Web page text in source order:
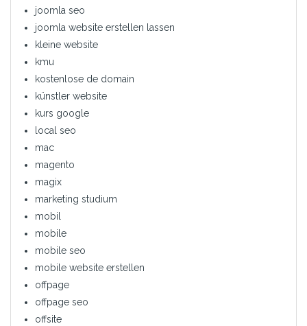
joomla seo
joomla website erstellen lassen
kleine website
kmu
kostenlose de domain
künstler website
kurs google
local seo
mac
magento
magix
marketing studium
mobil
mobile
mobile seo
mobile website erstellen
offpage
offpage seo
offsite